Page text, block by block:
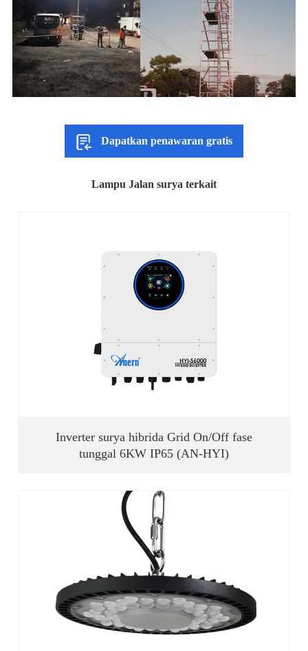
Dapatkan penawaran gratis
Lampu Jalan surya terkait
Inverter surya hibrida Grid On/Off fase
tunggal 6KW IP65 (AN-HYI)